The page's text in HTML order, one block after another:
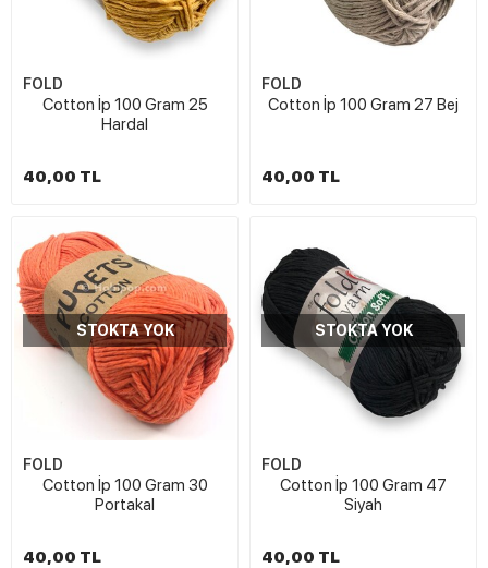
FOLD
Cotton İp 100 Gram 25
Hardal
40,00 TL
FOLD
Cotton İp 100 Gram 27 Bej
40,00 TL
STOKTA YOK
FOLD
Cotton İp 100 Gram 30
Portakal
40,00 TL
STOKTA YOK
FOLD
Cotton İp 100 Gram 47
Siyah
40,00 TL